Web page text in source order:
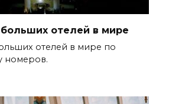
больших отелей в мире
отелей в мире по
номеров.